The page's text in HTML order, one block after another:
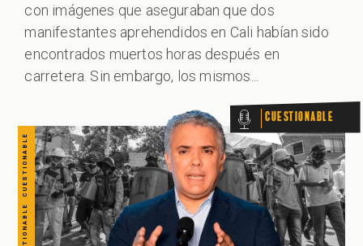
con imágenes que aseguraban que dos
manifestantes aprehendidos en Cali habían sido
encontrados muertos horas después en
carretera. Sin embargo, los mismos...
Cuestionable